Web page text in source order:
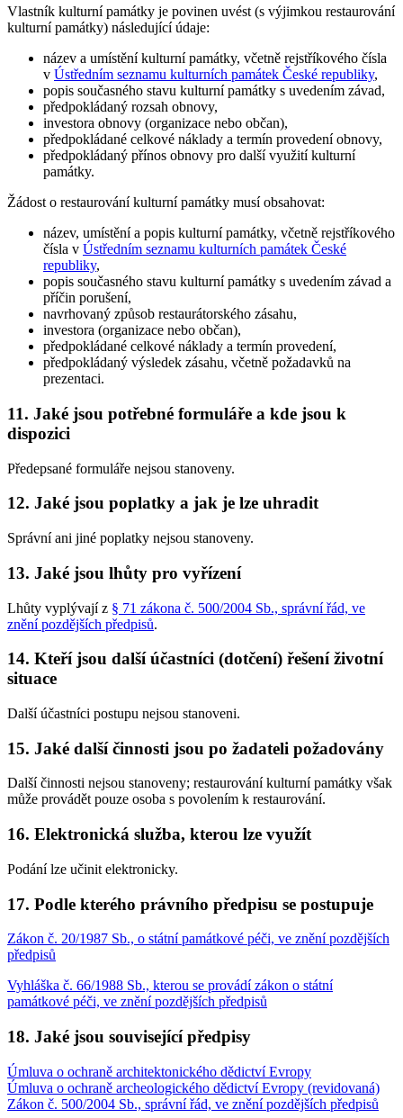
Vlastník kulturní památky je povinen uvést (s výjimkou restaurování
kulturní památky) následující údaje:
název a umístění kulturní památky, včetně rejstříkového čísla
v Ústředním seznamu kulturních památek České republiky,
popis současného stavu kulturní památky s uvedením závad,
předpokládaný rozsah obnovy,
investora obnovy (organizace nebo občan),
předpokládané celkové náklady a termín provedení obnovy,
předpokládaný přínos obnovy pro další využití kulturní
památky.
Žádost o restaurování kulturní památky musí obsahovat:
název, umístění a popis kulturní památky, včetně rejstříkového
čísla v Ústředním seznamu kulturních památek České
republiky,
popis současného stavu kulturní památky s uvedením závad a
příčin porušení,
navrhovaný způsob restaurátorského zásahu,
investora (organizace nebo občan),
předpokládané celkové náklady a termín provedení,
předpokládaný výsledek zásahu, včetně požadavků na
prezentaci.
11. Jaké jsou potřebné formuláře a kde jsou k
dispozici
Předepsané formuláře nejsou stanoveny.
12. Jaké jsou poplatky a jak je lze uhradit
Správní ani jiné poplatky nejsou stanoveny.
13. Jaké jsou lhůty pro vyřízení
Lhůty vyplývají z § 71 zákona č. 500/2004 Sb., správní řád, ve
znění pozdějších předpisů.
14. Kteří jsou další účastníci (dotčení) řešení životní
situace
Další účastníci postupu nejsou stanoveni.
15. Jaké další činnosti jsou po žadateli požadovány
Další činnosti nejsou stanoveny; restaurování kulturní památky však
může provádět pouze osoba s povolením k restaurování.
16. Elektronická služba, kterou lze využít
Podání lze učinit elektronicky.
17. Podle kterého právního předpisu se postupuje
Zákon č. 20/1987 Sb., o státní památkové péči, ve znění pozdějších
předpisů
Vyhláška č. 66/1988 Sb., kterou se provádí zákon o státní
památkové péči, ve znění pozdějších předpisů
18. Jaké jsou související předpisy
Úmluva o ochraně architektonického dědictví Evropy
Úmluva o ochraně archeologického dědictví Evropy (revidovaná)
Zákon č. 500/2004 Sb., správní řád, ve znění pozdějších předpisů